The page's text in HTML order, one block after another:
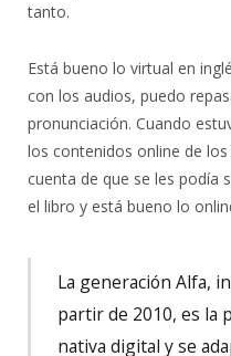
tanto.
Está bueno lo virtual en
con los audios, puedo
pronunciación. Cuando
los contenidos online de
cuenta de que se les podía
el libro y está bueno lo
La generación Alfa,
partir de 2010, es la
nativa digital y se